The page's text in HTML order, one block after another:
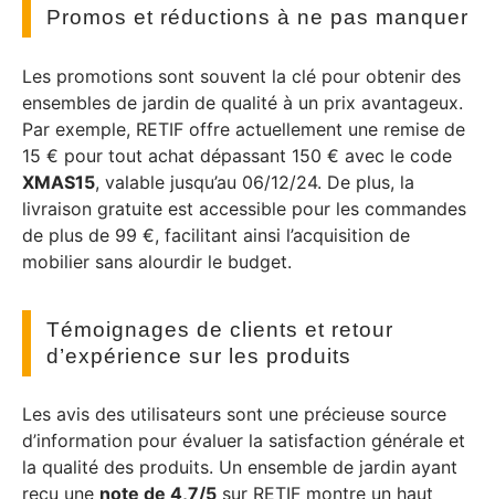
Promos et réductions à ne pas manquer
Les promotions sont souvent la clé pour obtenir des
ensembles de jardin de qualité à un prix avantageux.
Par exemple, RETIF offre actuellement une remise de
15 € pour tout achat dépassant 150 € avec le code
XMAS15, valable jusqu’au 06/12/24. De plus, la
livraison gratuite est accessible pour les commandes
de plus de 99 €, facilitant ainsi l’acquisition de
mobilier sans alourdir le budget.
Témoignages de clients et retour
d’expérience sur les produits
Les avis des utilisateurs sont une précieuse source
d’information pour évaluer la satisfaction générale et
la qualité des produits. Un ensemble de jardin ayant
reçu une note de 4,7/5 sur RETIF montre un haut